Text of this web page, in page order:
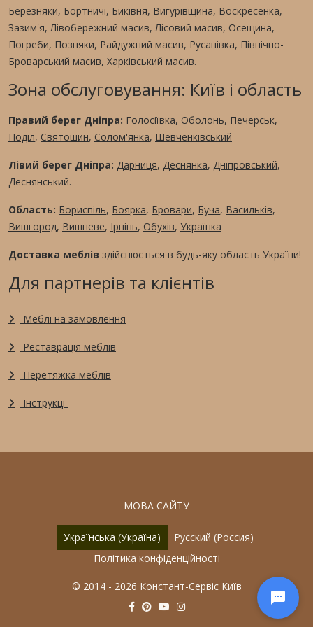
Березняки, Бортничі, Биківня, Вигурівщина, Воскресенка,
Зазим'я, Лівобережний масив, Лісовий масив, Осещина,
Погреби, Позняки, Райдужний масив, Русанівка, Північно-
Броварський масив, Харківський масив.
Зона обслуговування: Київ і область
Правий берег Дніпра: Голосіївка, Оболонь, Печерськ,
Поділ, Святошин, Солом'янка, Шевченківський
Лівий берег Дніпра: Дарниця, Деснянка, Дніпровський,
Деснянський.
Область: Бориспіль, Боярка, Бровари, Буча, Васильків,
Вишгород, Вишневе, Ірпінь, Обухів, Українка
Доставка меблів здійснюється в будь-яку область України!
Для партнерів та клієнтів
Меблі на замовлення
Реставрація меблів
Перетяжка меблів
Інструкції

МОВА САЙТУ
Оберіть свою мовуУкраїнська (Україна)
Русский (Россия)
Політика конфіденційності
© 2014 - 2026 Констант-Сервіс Київ